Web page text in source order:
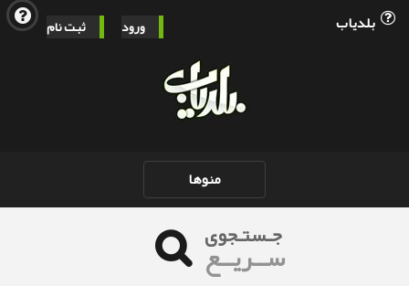
ورود ثبت نام بلدیاب
Toggle
navigation
منوها
جـستـجوی
ســریــع